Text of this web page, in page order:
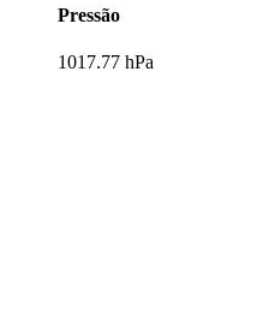
Pressão
1017.77 hPa